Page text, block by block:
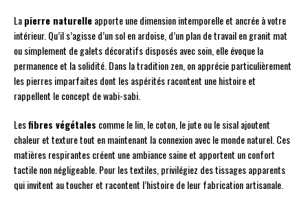
Lapierre naturelleapporte une dimension intemporelle et ancrée à votre
intérieur. Qu’il s’agisse d’un sol en ardoise, d’un plan de travail en granit mat
ou simplement de galets décoratifs disposés avec soin, elle évoque la
permanence et la solidité. Dans la tradition zen, on apprécie particulièrement
les pierres imparfaites dont les aspérités racontent une histoire et
rappellent le concept de wabi-sabi.
Lesfibres végétales comme le lin, le coton, le jute ou le sisal ajoutent
chaleur et texture tout en maintenant la connexion avec le monde naturel. Ces
matières respirantes créent une ambiance saine et apportent un confort
tactile non négligeable. Pour les textiles, privilégiez des tissages apparents
qui invitent au toucher et racontent l’histoire de leur fabrication artisanale.